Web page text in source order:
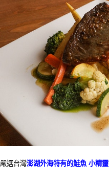
嚴選台灣澎湖外海特有的鮭魚 小精靈